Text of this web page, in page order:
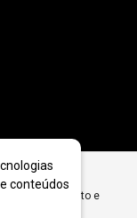
de Concreto e
conteúdos